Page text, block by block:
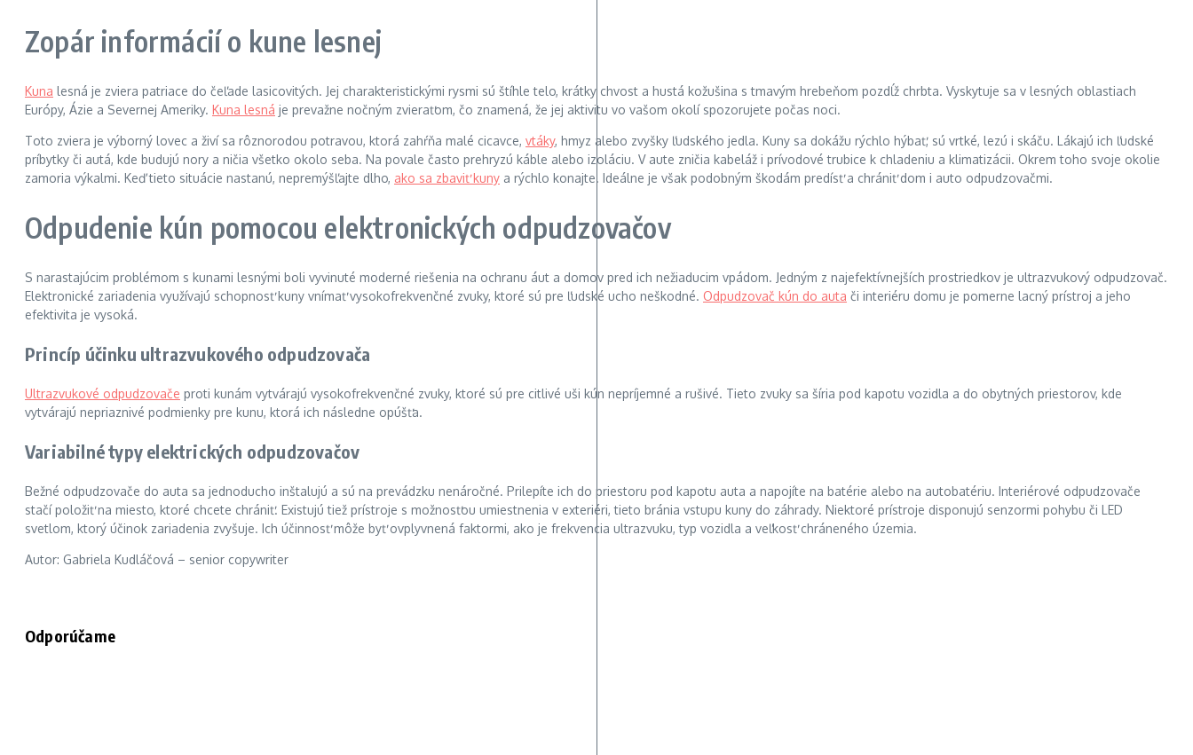
Zopár informácií o kune lesnej
Kuna lesná je zviera patriace do čeľade lasicovitých. Jej charakteristickými rysmi sú štíhle telo, krátky chvost a hustá kožušina s tmavým hrebeňom pozdĺž chrbta. Vyskytuje sa v lesných oblastiach
Európy, Ázie a Severnej Ameriky. Kuna lesná je prevažne nočným zvieraťom, čo znamená, že jej aktivitu vo vašom okolí spozorujete počas noci.
Toto zviera je výborný lovec a živí sa rôznorodou potravou, ktorá zahŕňa malé cicavce, vtáky, hmyz alebo zvyšky ľudského jedla. Kuny sa dokážu rýchlo hýbať, sú vrtké, lezú i skáču. Lákajú ich ľudské
príbytky či autá, kde budujú nory a ničia všetko okolo seba. Na povale často prehryzú káble alebo izoláciu. V aute zničia kabeláž i prívodové trubice k chladeniu a klimatizácii. Okrem toho svoje okolie
zamoria výkalmi. Keď tieto situácie nastanú, nepremýšľajte dlho, ako sa zbaviť kuny a rýchlo konajte. Ideálne je však podobným škodám predísť a chrániť dom i auto odpudzovačmi.
Odpudenie kún pomocou elektronických odpudzovačov
S narastajúcim problémom s kunami lesnými boli vyvinuté moderné riešenia na ochranu áut a domov pred ich nežiaducim vpádom. Jedným z najefektívnejších prostriedkov je ultrazvukový odpudzovač.
Elektronické zariadenia využívajú schopnosť kuny vnímať vysokofrekvenčné zvuky, ktoré sú pre ľudské ucho neškodné. Odpudzovač kún do auta či interiéru domu je pomerne lacný prístroj a jeho
efektivita je vysoká.
Princíp účinku ultrazvukového odpudzovača
Ultrazvukové odpudzovače proti kunám vytvárajú vysokofrekvenčné zvuky, ktoré sú pre citlivé uši kún nepríjemné a rušivé. Tieto zvuky sa šíria pod kapotu vozidla a do obytných priestorov, kde
vytvárajú nepriaznivé podmienky pre kunu, ktorá ich následne opúšťa.
Variabilné typy elektrických odpudzovačov
Bežné odpudzovače do auta sa jednoducho inštalujú a sú na prevádzku nenáročné. Prilepíte ich do priestoru pod kapotu auta a napojíte na batérie alebo na autobatériu. Interiérové odpudzovače
stačí položiť na miesto, ktoré chcete chrániť. Existujú tiež prístroje s možnosťou umiestnenia v exteriéri, tieto bránia vstupu kuny do záhrady. Niektoré prístroje disponujú senzormi pohybu či LED
svetlom, ktorý účinok zariadenia zvyšuje. Ich účinnosť môže byť ovplyvnená faktormi, ako je frekvencia ultrazvuku, typ vozidla a veľkosť chráneného územia.
Autor: Gabriela Kudláčová – senior copywriter
Odporúčame